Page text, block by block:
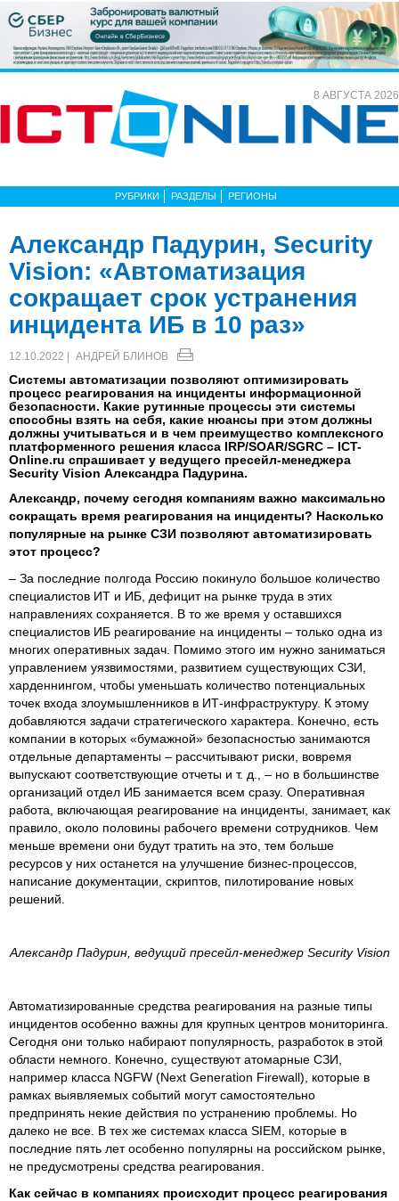
8 АВГУСТА 2026
РУБРИКИ РАЗДЕЛЫ РЕГИОНЫ
Александр Падурин, Security
Vision: «Автоматизация
сокращает срок устранения
инцидента ИБ в 10 раз»
12.10.2022 | АНДРЕЙ БЛИНОВ
Системы автоматизации позволяют оптимизировать
процесс реагирования на инциденты информационной
безопасности. Какие рутинные процессы эти системы
способны взять на себя, какие нюансы при этом должны
должны учитываться и в чем преимущество комплексного
платформенного решения класса IRP/SOAR/SGRC – ICT-
Online.ru спрашивает у ведущего пресейл-менеджера
Security Vision Александра Падурина.
Александр, почему сегодня компаниям важно максимально
сокращать время реагирования на инциденты? Насколько
популярные на рынке СЗИ позволяют автоматизировать
этот процесс?
– За последние полгода Россию покинуло большое количество
специалистов ИТ и ИБ, дефицит на рынке труда в этих
направлениях сохраняется. В то же время у оставшихся
специалистов ИБ реагирование на инциденты – только одна из
многих оперативных задач. Помимо этого им нужно заниматься
управлением уязвимостями, развитием существующих СЗИ,
харденнингом, чтобы уменьшать количество потенциальных
точек входа злоумышленников в ИТ-инфраструктуру. К этому
добавляются задачи стратегического характера. Конечно, есть
компании в которых «бумажной» безопасностью занимаются
отдельные департаменты – рассчитывают риски, вовремя
выпускают соответствующие отчеты и т. д., – но в большинстве
организаций отдел ИБ занимается всем сразу. Оперативная
работа, включающая реагирование на инциденты, занимает, как
правило, около половины рабочего времени сотрудников. Чем
меньше времени они будут тратить на это, тем больше
ресурсов у них останется на улучшение бизнес-процессов,
написание документации, скриптов, пилотирование новых
решений.
Александр Падурин, ведущий пресейл-менеджер Security Vision
Автоматизированные средства реагирования на разные типы
инцидентов особенно важны для крупных центров мониторинга.
Сегодня они только набирают популярность, разработок в этой
области немного. Конечно, существуют атомарные СЗИ,
например класса NGFW (Next Generation Firewall), которые в
рамках выявляемых событий могут самостоятельно
предпринять некие действия по устранению проблемы. Но
далеко не все. В тех же системах класса SIEM, которые в
последние пять лет особенно популярны на российском рынке,
не предусмотрены средства реагирования.
Как сейчас в компаниях происходит процесс реагирования